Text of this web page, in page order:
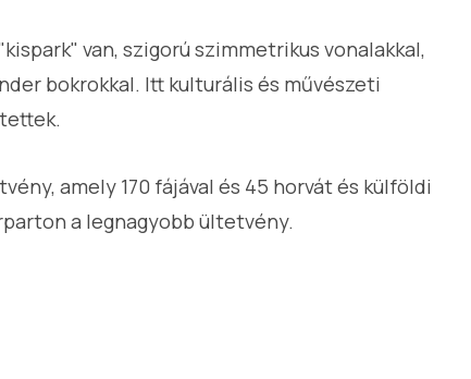
van, szigorú szimmetrikus vonalakkal,
bokrokkal. Itt kulturális és művészeti
amely 170 fájával és 45 horvát és külföldi
a legnagyobb ültetvény.